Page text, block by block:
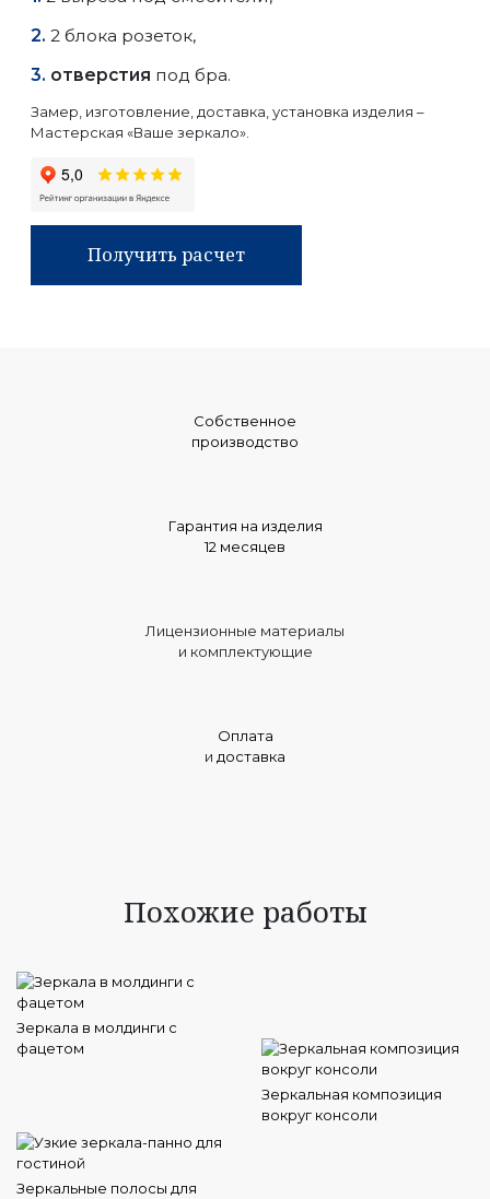
2 блока розеток,
отверстия под бра.
Замер, изготовление, доставка, установка изделия –
Мастерская «Ваше зеркало».
Получить расчет
Собственное
производство
Гарантия на изделия
12 месяцев
Лицензионные материалы
и комплектующие
Оплата
и доставка
Похожие работы
Зеркала в молдинги с
фацетом
Зеркальная композиция
вокруг консоли
Зеркальные полосы для